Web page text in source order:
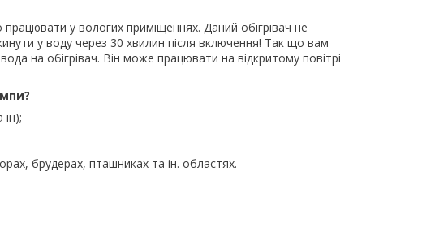
у вологих приміщеннях. Даний обігрівач не
у воду через 30 хвилин після включення! Так що вам
на обігрівач. Він може працювати на відкритому повітрі
брудерах, пташниках та ін. областях.